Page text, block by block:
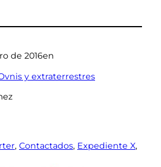
de 2016en
y extraterrestres
, Contactados, Expediente X